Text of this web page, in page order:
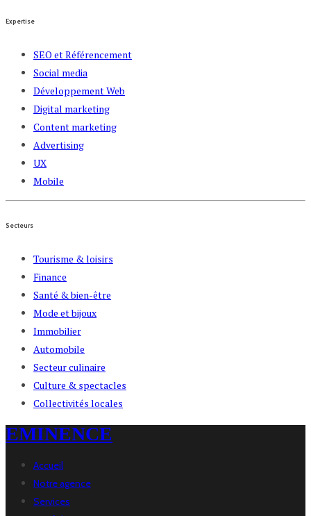
Expertise
SEO et Référencement
Social media
Développement Web
Digital marketing
Content marketing
Advertising
UX
Mobile
Secteurs
Tourisme & loisirs
Finance
Santé & bien-être
Mode et bijoux
Immobilier
Automobile
Secteur culinaire
Culture & spectacles
Collectivités locales
EMINENCE
Accueil
Notre agence
Services